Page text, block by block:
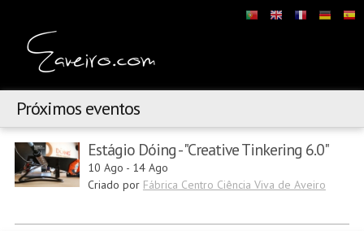
Próximos eventos
Estágio Dóing - "Creative Tinkering 6.0"
10 Ago - 14 Ago
Criado por Fábrica Centro Ciência Viva de Aveiro